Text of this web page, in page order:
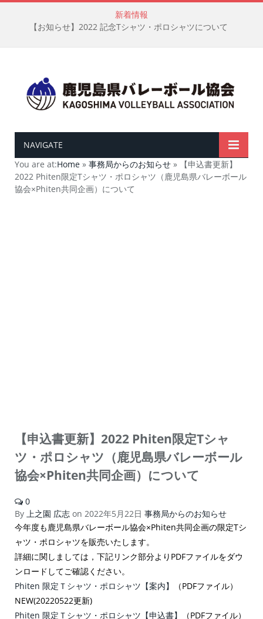
新着情報
【お知らせ】2022 記念Tシャツ・ポロシャツについて
NAVIGATE
You are at:Home » 事務局からのお知らせ »
【申込書更新】
2022 Phiten限定Tシャツ・ポロシャツ（鹿児島県バレーボール
協会×Phiten共同企画）について
【申込書更新】2022 Phiten限定Tシャ
ツ・ポロシャツ（鹿児島県バレーボール
協会×Phiten共同企画）について
0
By 上之園 広志 on 2022年5月22日 事務局からのお知らせ
今年度も鹿児島県バレーボール協会×Phiten共同企画の限定Tシ
ャツ・ポロシャツを販売いたします。
詳細に関しましては，下記リンク部分よりPDFファイルをダウ
ンロードしてご確認ください。
Phiten 限定Ｔシャツ・ポロシャツ【案内】
（PDFファイル）
NEW(20220522更新)
Phiten 限定Ｔシャツ・ポロシャツ【申込書】
（PDFファイル）